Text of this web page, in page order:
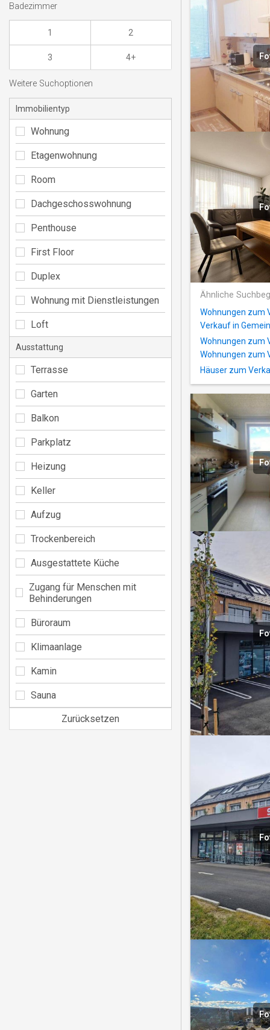
Ähnliche
Wohnungen zum
Verkauf in
Wohnungen zum
Wohnungen zum
Häuser zum
Badezimmer
1 2
3 4+
Weitere Suchoptionen
Immobilientyp
Wohnung
Etagenwohnung
Room
Dachgeschosswohnung
Penthouse
First Floor
Duplex
Wohnung mit Dienstleistungen
Loft
Ausstattung
Terrasse
Garten
Balkon
Parkplatz
Heizung
Keller
Aufzug
Trockenbereich
Ausgestattete Küche
Zugang für Menschen mit
Behinderungen
Büroraum
Klimaanlage
Kamin
Sauna
Zurücksetzen